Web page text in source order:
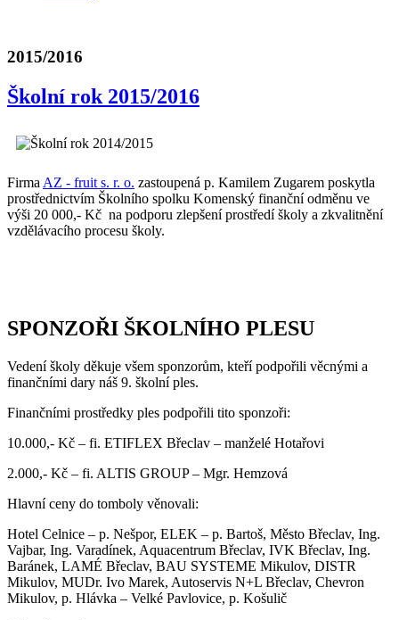
2015/2016
Školní rok 2015/2016
Firma AZ - fruit s. r. o. zastoupená p. Kamilem Zugarem poskytla
prostřednictvím Školního spolku Komenský finanční odměnu ve
výši 20 000,- Kč na podporu zlepšení prostředí školy a zkvalitnění
vzdělávacího procesu školy.
SPONZOŘI ŠKOLNÍHO PLESU
Vedení školy děkuje všem sponzorům, kteří podpořili věcnými a
finančními dary náš 9. školní ples.
Finančními prostředky ples podpořili tito sponzoři:
10.000,- Kč – fi. ETIFLEX Břeclav – manželé Hotařovi
2.000,- Kč – fi. ALTIS GROUP – Mgr. Hemzová
Hlavní ceny do tomboly věnovali:
Hotel Celnice – p. Nešpor, ELEK – p. Bartoš, Město Břeclav, Ing.
Vajbar, Ing. Varadínek, Aquacentrum Břeclav, IVK Břeclav, Ing.
Baránek, LAMÉ Břeclav, BAU SYSTEME Mikulov, DISTR
Mikulov, MUDr. Ivo Marek, Autoservis N+L Břeclav, Chevron
Mikulov, p. Hlávka – Velké Pavlovice, p. Košulič